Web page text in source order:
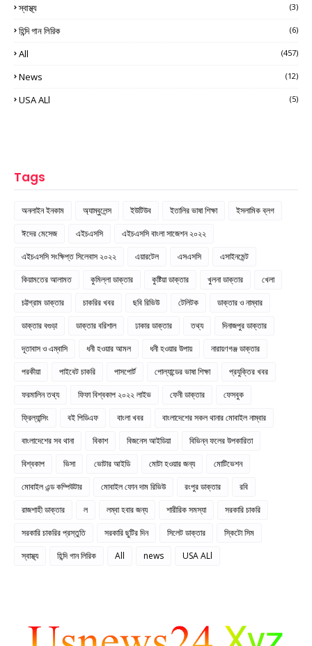
স্বাস্থ্য (3)
হিন্দি গান লিরিক (6)
All (457)
News (12)
USA ALl (5)
Tags
অনলাইন ইনকাম অ্যাম্বুলেন্স ইউটিউব ইতালির ভাষা শিক্ষা
ইসলামিক ব্লগ
ঈদের মেসেজ
এইচএসসি
এইচএসসি বাংলা সাজেশন ২০২২
এইচএসসি সংক্ষিপ্ত সিলেবাস ২০২২
এয়ারটেল এসএসসি
এসাইনমেন্ট
কিয়ামতের আলামত
কুমিল্লা ডাক্তার কুষ্টিয়া ডাক্তার খুলনা ডাক্তার
খেলা
চট্টগ্রাম ডাক্তার
চাকরির খবর ছবি রিভিউ টেলিটক
ডাক্তার ও নাম্বার
ডাক্তার বগুড়া
ডাক্তার বরিশাল ঢাকার ডাক্তার তথ্য
দিনাজপুর ডাক্তার
দূতাবাস ও এম্বাসি
ধনী হওয়ার আমল ধনী হওয়ার উপায়
নারায়ণগঞ্জ ডাক্তার
পরকীয়া
পাইবেট চাকরি পাসপোর্ট পোল্যান্ডের ভাষা শিক্ষা
প্রযুক্তির খবর
ফরমালিন তথ্য
ফিফা বিশ্বকাপ ২০২২ লাইভ ফেনী ডাক্তার
ফেসবুক
ফ্রিল্যান্সিং
বই পিডিএফ বাংলা খবর
বাংলাদেশের সকল থানার মোবাইল নাম্বার
বাংলাদেশের সব থানা
বিকাশ বিজনেস আইডিয়া
বিভিন্ন ফলের উপকারিতা
বিশ্বকাপ
ভিসা ভোটার আইডি মোটা হওয়ার জন্য
মোটিভেশন
মোবাইল এন্ড কম্পিউটার
মোবাইল ফোন দাম রিভিউ রংপুর ডাক্তার
রবি
রাজশাহী ডাক্তার
ল লম্বা হবার জন্য শারীরিক সমস্যা
সরকারি চাকরি
সরকারি চাকরির প্রস্তুতি
সরকারি ছুটির দিন সিলেট ডাক্তার
স্কিটো সিম
স্বাস্থ্য
হিন্দি গান লিরিক All news USA ALl